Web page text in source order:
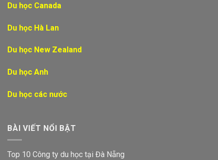
Du học Canada
Du học Hà Lan
Du học New Zealand
Du học Anh
Du học các nước
BÀI VIẾT NỔI BẬT
Top 10 Công ty du học tại Đà Nẵng